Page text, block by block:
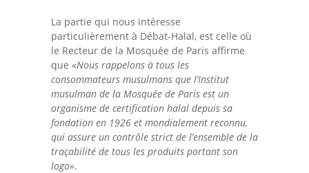
La partie qui nous intéresse
particulièrement à Débat-Halal, est celle où
le Recteur de la Mosquée de Paris affirme
que «Nous rappelons à tous les
consommateurs musulmans que l’Institut
musulman de la Mosquée de Paris est un
organisme de certification halal depuis sa
fondation en 1926 et mondialement reconnu,
qui assure un contrôle strict de l’ensemble de la
traçabilité de tous les produits portant son
logo».